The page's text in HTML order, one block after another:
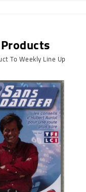
To Weekly Line Up